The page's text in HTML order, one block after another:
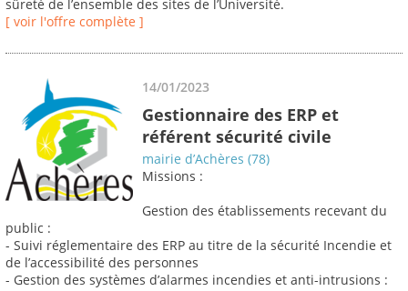
sûreté de l’ensemble des sites de l’Université.
[ voir l'offre complète ]
14/01/2023
Gestionnaire des ERP et
référent sécurité civile
mairie d’Achères (78)
Missions :
Gestion des établissements recevant du
public :
- Suivi réglementaire des ERP au titre de la sécurité Incendie et
de l’accessibilité des personnes
- Gestion des systèmes d’alarmes incendies et anti-intrusions :